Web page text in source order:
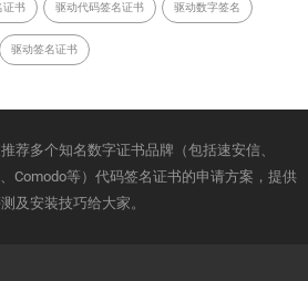
证书 驱动代码签名证书 驱动数字签名
驱动签名证书
荐多个知名数字证书品牌（包括速安信、
Comodo等）代码签名证书的申请方案，提供
及安装技巧给大家。